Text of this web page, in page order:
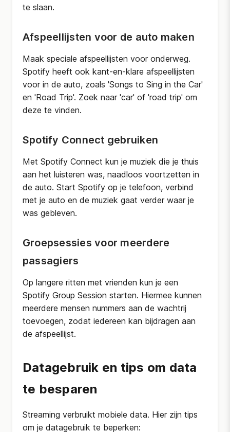
te slaan.
Afspeellijsten voor de auto maken
Maak speciale afspeellijsten voor onderweg.
Spotify heeft ook kant-en-klare afspeellijsten
voor in de auto, zoals 'Songs to Sing in the Car'
en 'Road Trip'. Zoek naar 'car' of 'road trip' om
deze te vinden.
Spotify Connect gebruiken
Met Spotify Connect kun je muziek die je thuis
aan het luisteren was, naadloos voortzetten in
de auto. Start Spotify op je telefoon, verbind
met je auto en de muziek gaat verder waar je
was gebleven.
Groepsessies voor meerdere
passagiers
Op langere ritten met vrienden kun je een
Spotify Group Session starten. Hiermee kunnen
meerdere mensen nummers aan de wachtrij
toevoegen, zodat iedereen kan bijdragen aan
de afspeellijst.
Datagebruik en tips om data
te besparen
Streaming verbruikt mobiele data. Hier zijn tips
om je datagebruik te beperken: